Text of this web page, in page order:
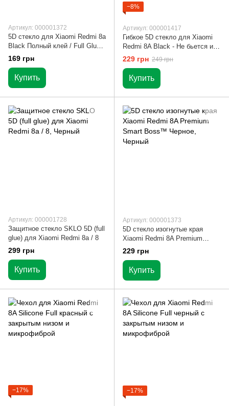
Артикул: 000001372
5D стекло для Xiaomi Redmi 8a
Black Полный клей / Full Glue
Черное
169 грн
Купить
−8%
Артикул: 000001417
Гибкое 5D стекло для Xiaomi
Redmi 8A Black - Не бьется и
не трескается
229 грн 249 грн
Купить
Артикул: 000001728
Защитное стекло SKLO 5D (full
glue) для Xiaomi Redmi 8а / 8
299 грн
Купить
Артикул: 000001373
5D стекло изогнутые края
Xiaomi Redmi 8A Premium
Smart Boss™ Черное
229 грн
Купить
−17% −17%